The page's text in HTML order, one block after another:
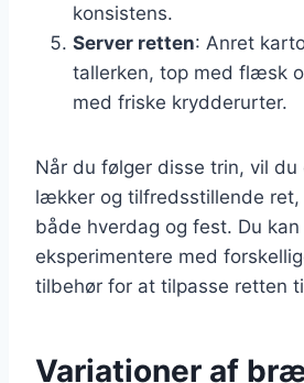
konsistens.
Server retten: Anret
tallerken, top med flæsk
med friske krydderurter.
Når du følger disse trin, vil du
lækker og tilfredsstillende
både hverdag og fest. Du kan
eksperimentere med
tilbehør for at tilpasse retten
Variationer af